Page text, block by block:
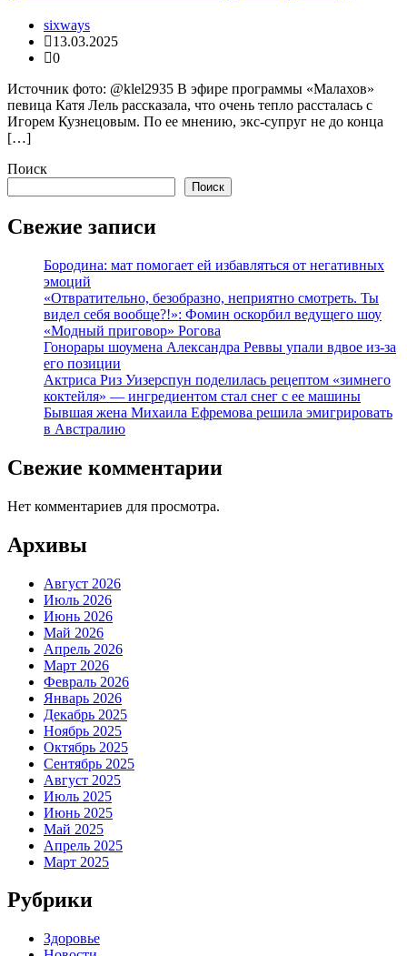
sixways
13.03.2025
0
Источник фото: @klel2935 В эфире программы «Малахов»
певица Катя Лель рассказала, что очень тепло рассталась с
Игорем Кузнецовым. По ее мнению, экс-супруг не до конца
[…]
Поиск
Поиск
Свежие записи
Бородина: мат помогает ей избавляться от негативных
эмоций
«Отвратительно, безобразно, неприятно смотреть. Ты
видел себя вообще?!»: Фомин оскорбил ведущего шоу
«Модный приговор» Рогова
Гонорары шоумена Александра Реввы упали вдвое из-за
его позиции
Актриса Риз Уизерспун поделилась рецептом «зимнего
коктейля» — ингредиентом стал снег с ее машины
Бывшая жена Михаила Ефремова решила эмигрировать
в Австралию
Свежие комментарии
Нет комментариев для просмотра.
Архивы
Август 2026
Июль 2026
Июнь 2026
Май 2026
Апрель 2026
Март 2026
Февраль 2026
Январь 2026
Декабрь 2025
Ноябрь 2025
Октябрь 2025
Сентябрь 2025
Август 2025
Июль 2025
Июнь 2025
Май 2025
Апрель 2025
Март 2025
Рубрики
Здоровье